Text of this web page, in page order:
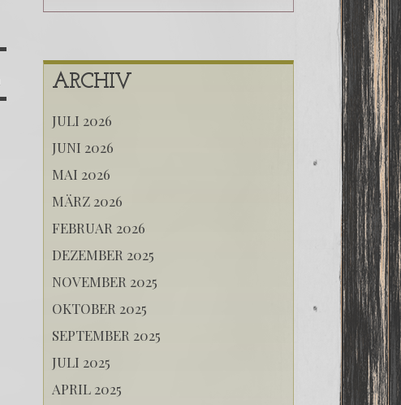
ARCHIV
JULI 2026
JUNI 2026
MAI 2026
MÄRZ 2026
FEBRUAR 2026
DEZEMBER 2025
NOVEMBER 2025
OKTOBER 2025
SEPTEMBER 2025
JULI 2025
APRIL 2025